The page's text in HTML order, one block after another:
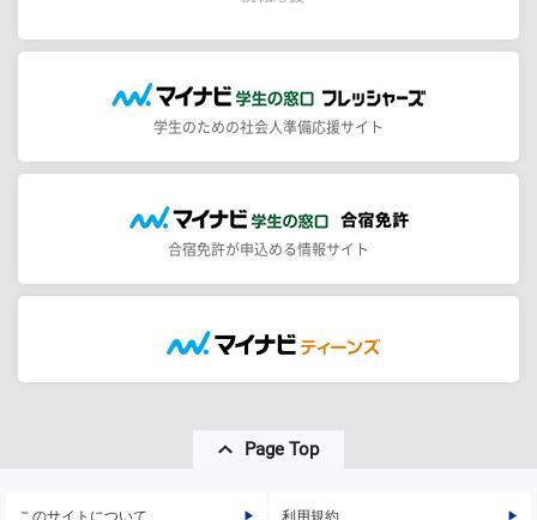
学生のための社会人準備応援サイト
合宿免許が申込める情報サイト
Page Top